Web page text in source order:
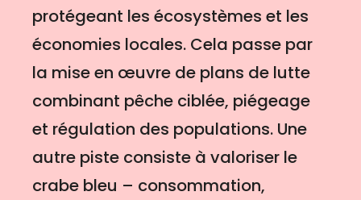
protégeant les écosystèmes et les
économies locales. Cela passe par
la mise en œuvre de plans de lutte
combinant pêche ciblée, piégeage
et régulation des populations. Une
autre piste consiste à valoriser le
crabe bleu – consommation,